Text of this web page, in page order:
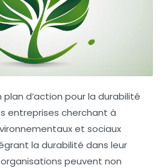
plan d’action pour la durabilité
entreprises cherchant à
et sociaux
la durabilité dans leur
peuvent non